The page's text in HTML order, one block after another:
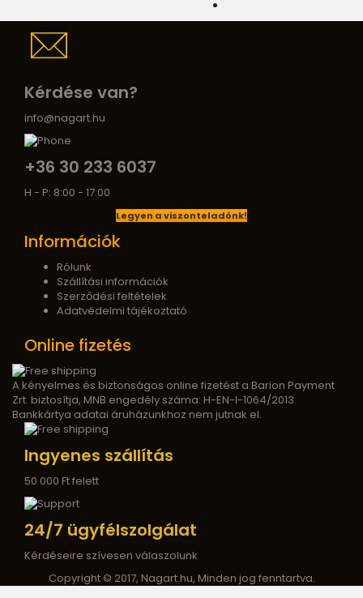
Kérdése van?
info@nagart.hu
+36 30 233 6037
H - P: 8:00 - 17:00
Legyen a viszonteladónk!
Információk
Rólunk
Szállítási információk
Szerződési feltételek
Adatvédelmi tájékoztató
Online fizetés
A kényelmes és biztonságos online fizetést a Barion Payment
Zrt. biztosítja, MNB engedély száma: H-EN-I-1064/2013.
Bankkártya adatai áruházunkhoz nem jutnak el.
Ingyenes szállítás
50 000 Ft felett
24/7 ügyfélszolgálat
Kérdéseire szívesen válaszolunk
Copyright © 2017, Nagart.hu, Minden jog fenntartva.